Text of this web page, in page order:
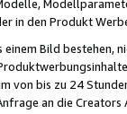
in den Produkt
Bild bestehen,
von bis zu 24
an die